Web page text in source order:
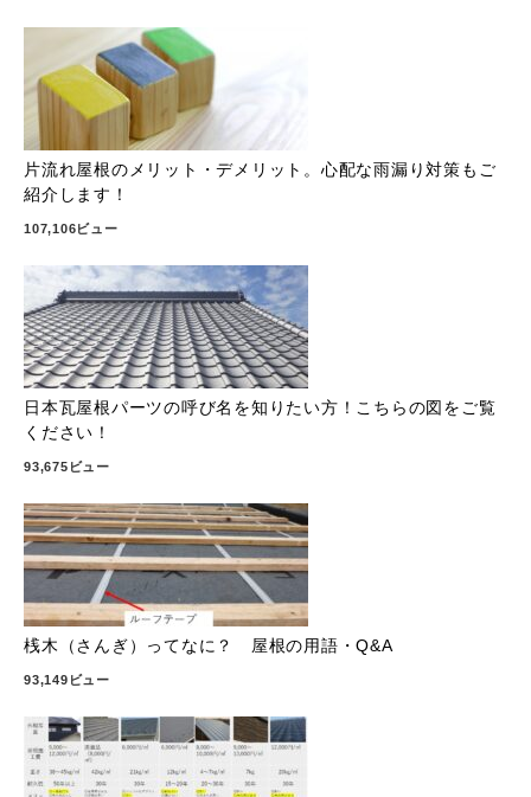
片流れ屋根のメリット・デメリット。心配な雨漏り対策もご
紹介します！
107,106ビュー
日本瓦屋根パーツの呼び名を知りたい方！こちらの図をご覧
ください！
93,675ビュー
桟木（さんぎ）ってなに？ 屋根の用語・Q&A
93,149ビュー